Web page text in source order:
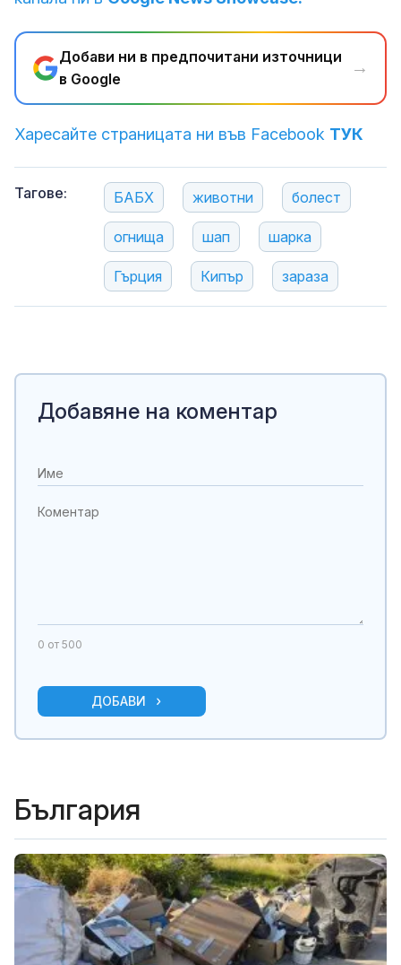
Добави ни в предпочитани източници
в Google
→
Харесайте страницата ни във Facebook ТУК
Тагове: БАБХ животни болест
огнища шап шарка
Гърция Кипър зараза
Добавяне на коментар
0 от 500
ДОБАВИ
България